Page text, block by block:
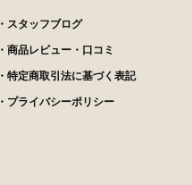
・スタッフブログ
・商品レビュー・口コミ
・特定商取引法に基づく表記
・プライバシーポリシー